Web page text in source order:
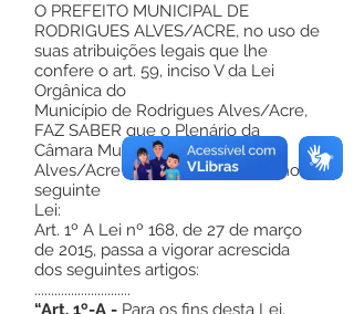
O PREFEITO MUNICIPAL DE
RODRIGUES ALVES/ACRE, no uso de
suas atribuições legais que lhe
confere o art. 59, inciso V da Lei
Orgânica do
Município de Rodrigues Alves/Acre,
FAZ SABER que o Plenário da
Câmara Municipal de Rodrigues
Alves/Acre aprovou e eu sanciono a
seguinte
Lei:
Art. 1º A Lei nº 168, de 27 de março
de 2015, passa a vigorar acrescida
dos seguintes artigos:
.............................
“Art. 1º-A - Para os fins desta Lei,